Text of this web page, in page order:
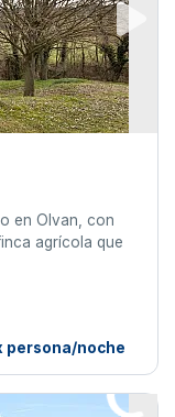
en Olvan, con
agrícola que
persona/noche